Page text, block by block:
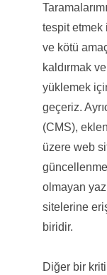
tespit
ve kötü
kaldırmak
yüklemek
geçeriz.
(CMS),
üzere web
olmayan
sitelerine
biridir.
Diğer bir